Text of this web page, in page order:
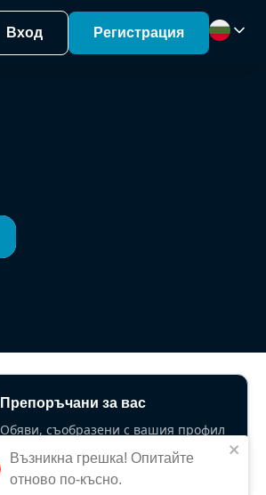
Вход Регистрация
Препоръчани за вас
Обяви, съобразени с вашия профил
Възникна грешка! Опитайте
отново по-късно.